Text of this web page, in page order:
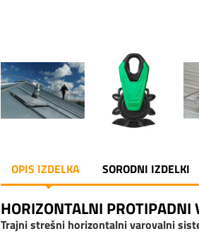
OPIS IZDELKA SORODNI IZDELKI
HORIZONTALNI PROTIPADNI
Trajni strešni horizontalni varovalni